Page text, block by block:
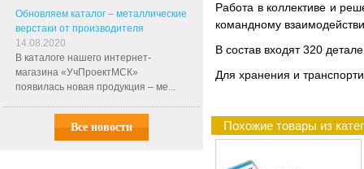
Обновляем каталог – металлические
верстаки от производителя
14.08.2020
В каталоге нашего интернет-
магазина «УчПроектМСК»
появилась новая продукция – ме...
Все новости
Работа в коллективе и
командному
В состав входят 320
Для хранения и
Похожие товары из